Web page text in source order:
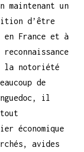
maintenant un
d’être
en France et à
la notoriété
de
il
économique
avides